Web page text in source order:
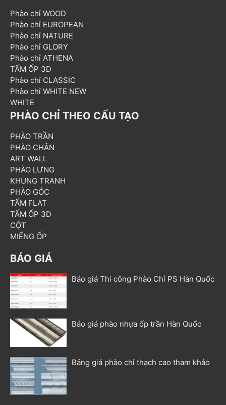
Phào chỉ WOOD
Phào chỉ EUROPEAN
Phào chỉ NATURE
Phào chỉ GLORY
Phào chỉ ATHENA
TẤM ỐP 3D
Phào chỉ CLASSIC
Phào chỉ WHITE NEW
WHITE
PHÀO CHỈ THEO CẤU TẠO
PHÀO TRẦN
PHÀO CHÂN
ART WALL
PHÀO LƯNG
KHUNG TRANH
PHÀO GÓC
TẤM FLAT
TẤM ỐP 3D
CỘT
MIẾNG ỐP
BÁO GIÁ
Báo giá Thi công Phào Chỉ PS Hàn Quốc
Báo giá phào nhựa ốp trần Hàn Quốc
Bảng giá phào chỉ thạch cao tham khảo